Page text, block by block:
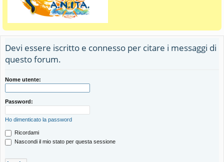
Devi essere iscritto e connesso per citare i messaggi di
questo forum.
Nome utente:
Password:
Ho dimenticato la password
Ricordami
Nascondi il mio stato per questa sessione